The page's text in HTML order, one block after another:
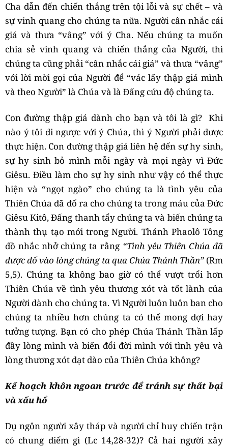
Cha dẫn đến chiến thắng trên tội lỗi và sự chết – và
sự vinh quang cho chúng ta nữa. Người cân nhắc cái
giá và thưa “vâng” với ý Cha. Nếu chúng ta muốn
chia sẻ vinh quang và chiến thắng của Người, thì
chúng ta cũng phải “cân nhắc cái giá” và thưa “vâng”
với lời mời gọi của Người để “vác lấy thập giá mình
và theo Người” là Chúa và là Đấng cứu độ chúng ta.
Con đường thập giá dành cho bạn và tôi là gì? Khi
nào ý tôi đi ngược với ý Chúa, thì ý Người phải được
thực hiện. Con đường thập giá liên hệ đến sự hy sinh,
sự hy sinh bỏ mình mỗi ngày và mọi ngày vì Đức
Giêsu. Điều làm cho sự hy sinh như vậy có thể thực
hiện và “ngọt ngào” cho chúng ta là tình yêu của
Thiên Chúa đã đổ ra cho chúng ta trong máu của Đức
Giêsu Kitô, Đấng thanh tẩy chúng ta và biến chúng ta
thành thụ tạo mới trong Người. Thánh Phaolô Tông
đồ nhắc nhở chúng ta rằng “Tình yêu Thiên Chúa đã
được đổ vào lòng chúng ta qua Chúa Thánh Thần”(Rm
5,5). Chúng ta không bao giờ có thể vượt trổi hơn
Thiên Chúa về tình yêu thương xót và tốt lành của
Người dành cho chúng ta. Vì Người luôn luôn ban cho
chúng ta nhiều hơn chúng ta có thể mong đợi hay
tưởng tượng. Bạn có cho phép Chúa Thánh Thần lấp
đầy lòng mình và biến đổi đời mình với tình yêu và
lòng thương xót dạt dào của Thiên Chúa không?
Kế hoạch khôn ngoan trước để tránh sự thất bại
và xấu hổ
Dụ ngôn người xây tháp và người chỉ huy chiến trận
có chung điểm gì (Lc 14,28-32)? Cả hai người xây